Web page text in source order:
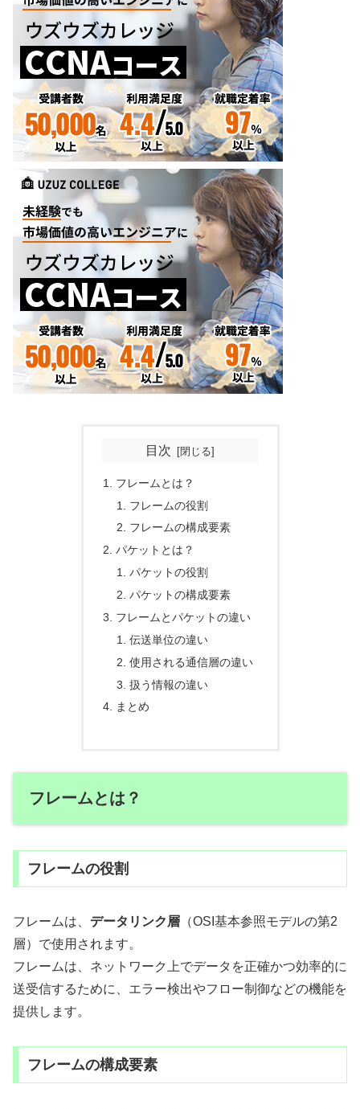
目次
フレームとは？
フレームの役割
フレームの構成要素
パケットとは？
パケットの役割
パケットの構成要素
フレームとパケットの違い
伝送単位の違い
使用される通信層の違い
扱う情報の違い
まとめ
フレームとは？
フレームの役割
フレームは、 データリンク層 （OSI基本参照モデルの第2
層）で使用されます。
フレームは、ネットワーク上でデータを正確かつ効率的に
送受信するために、エラー検出やフロー制御などの機能を
提供します。
フレームの構成要素